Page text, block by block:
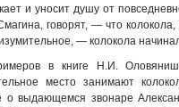
и уносит душу от
говорят, — что
— колокола
в книге Н.И.
место занимают
о выдающемся звонаре